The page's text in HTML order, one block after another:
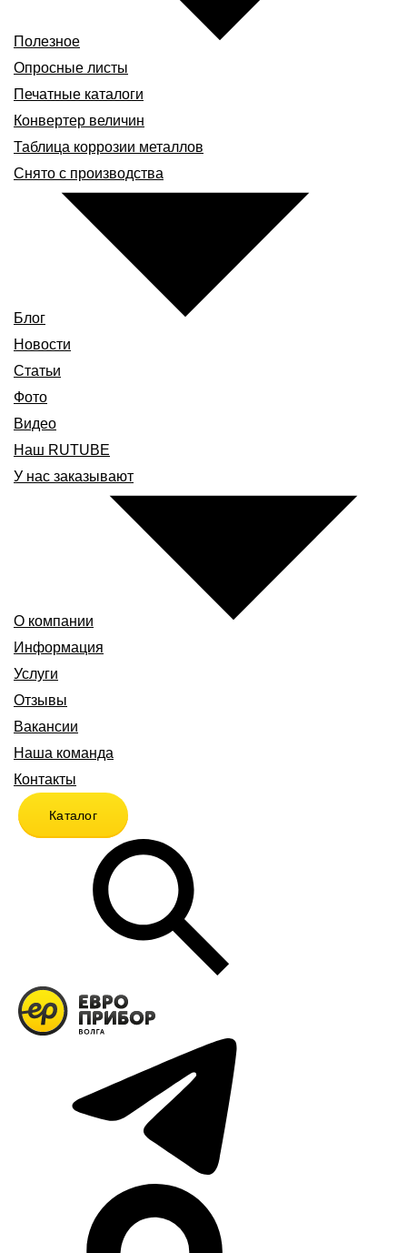
Полезное
Опросные листы
Печатные каталоги
Конвертер величин
Таблица коррозии металлов
Снято с производства
Блог
Новости
Статьи
Фото
Видео
Наш RUTUBE
У нас заказывают
О компании
Информация
Услуги
Отзывы
Вакансии
Наша команда
Контакты
Каталог